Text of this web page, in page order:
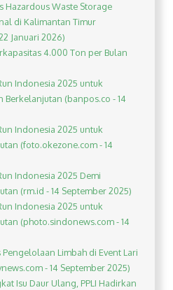
Hazardous Waste Storage
di Kalimantan Timur
Januari 2026)
4.000 Ton per Bulan
Indonesia 2025 untuk
(banpos.co - 14
Indonesia 2025 untuk
(foto.okezone.com - 14
Indonesia 2025 Demi
(rm.id - 14 September 2025)
Indonesia 2025 untuk
(photo.sindonews.com - 14
Pengelolaan Limbah di Event Lari
- 14 September 2025)
Isu Daur Ulang, PPLI Hadirkan